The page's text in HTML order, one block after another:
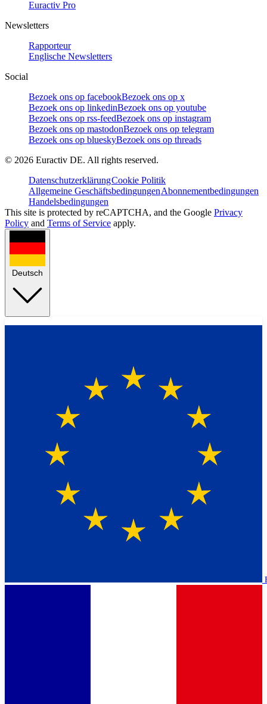
Euractiv Pro
Newsletters
Rapporteur
Englische Newsletters
Social
Bezoek ons op facebookBezoek ons op x
Bezoek ons op linkedinBezoek ons op youtube
Bezoek ons op rss-feedBezoek ons op instagram
Bezoek ons op mastodonBezoek ons op telegram
Bezoek ons op blueskyBezoek ons op threads
© 2026 Euractiv DE. All rights reserved.
DatenschutzerklärungCookie Politik
Allgemeine GeschäftsbedingungenAbonnementbedingungen
Handelsbedingungen
This site is protected by reCAPTCHA, and the Google Privacy
Policy and Terms of Service apply.
Deutsch